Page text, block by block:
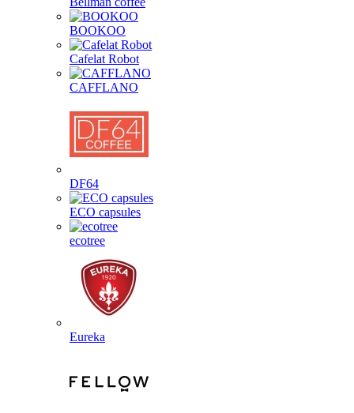
BOOKOO
Cafelat Robot
CAFFLANO
DF64
ECO capsules
ecotree
Eureka